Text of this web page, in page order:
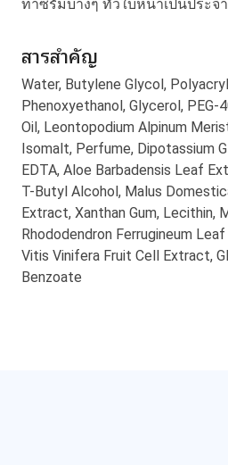
ทาซีรั่มบางๆ ทั่วใบหน้าเป็นประ
สารสำคัญ
Water, Butylene Glycol,
Phenoxyethanol, Glycerol,
Oil, Leontopodium Alpinum
Isomalt, Perfume, Dipotassium
EDTA, Aloe Barbadensis Leaf
T-Butyl Alcohol, Malus
Extract, Xanthan Gum, Lecithin,
Rhododendron Ferrugineum
Vitis Vinifera Fruit Cell Extract,
Benzoate